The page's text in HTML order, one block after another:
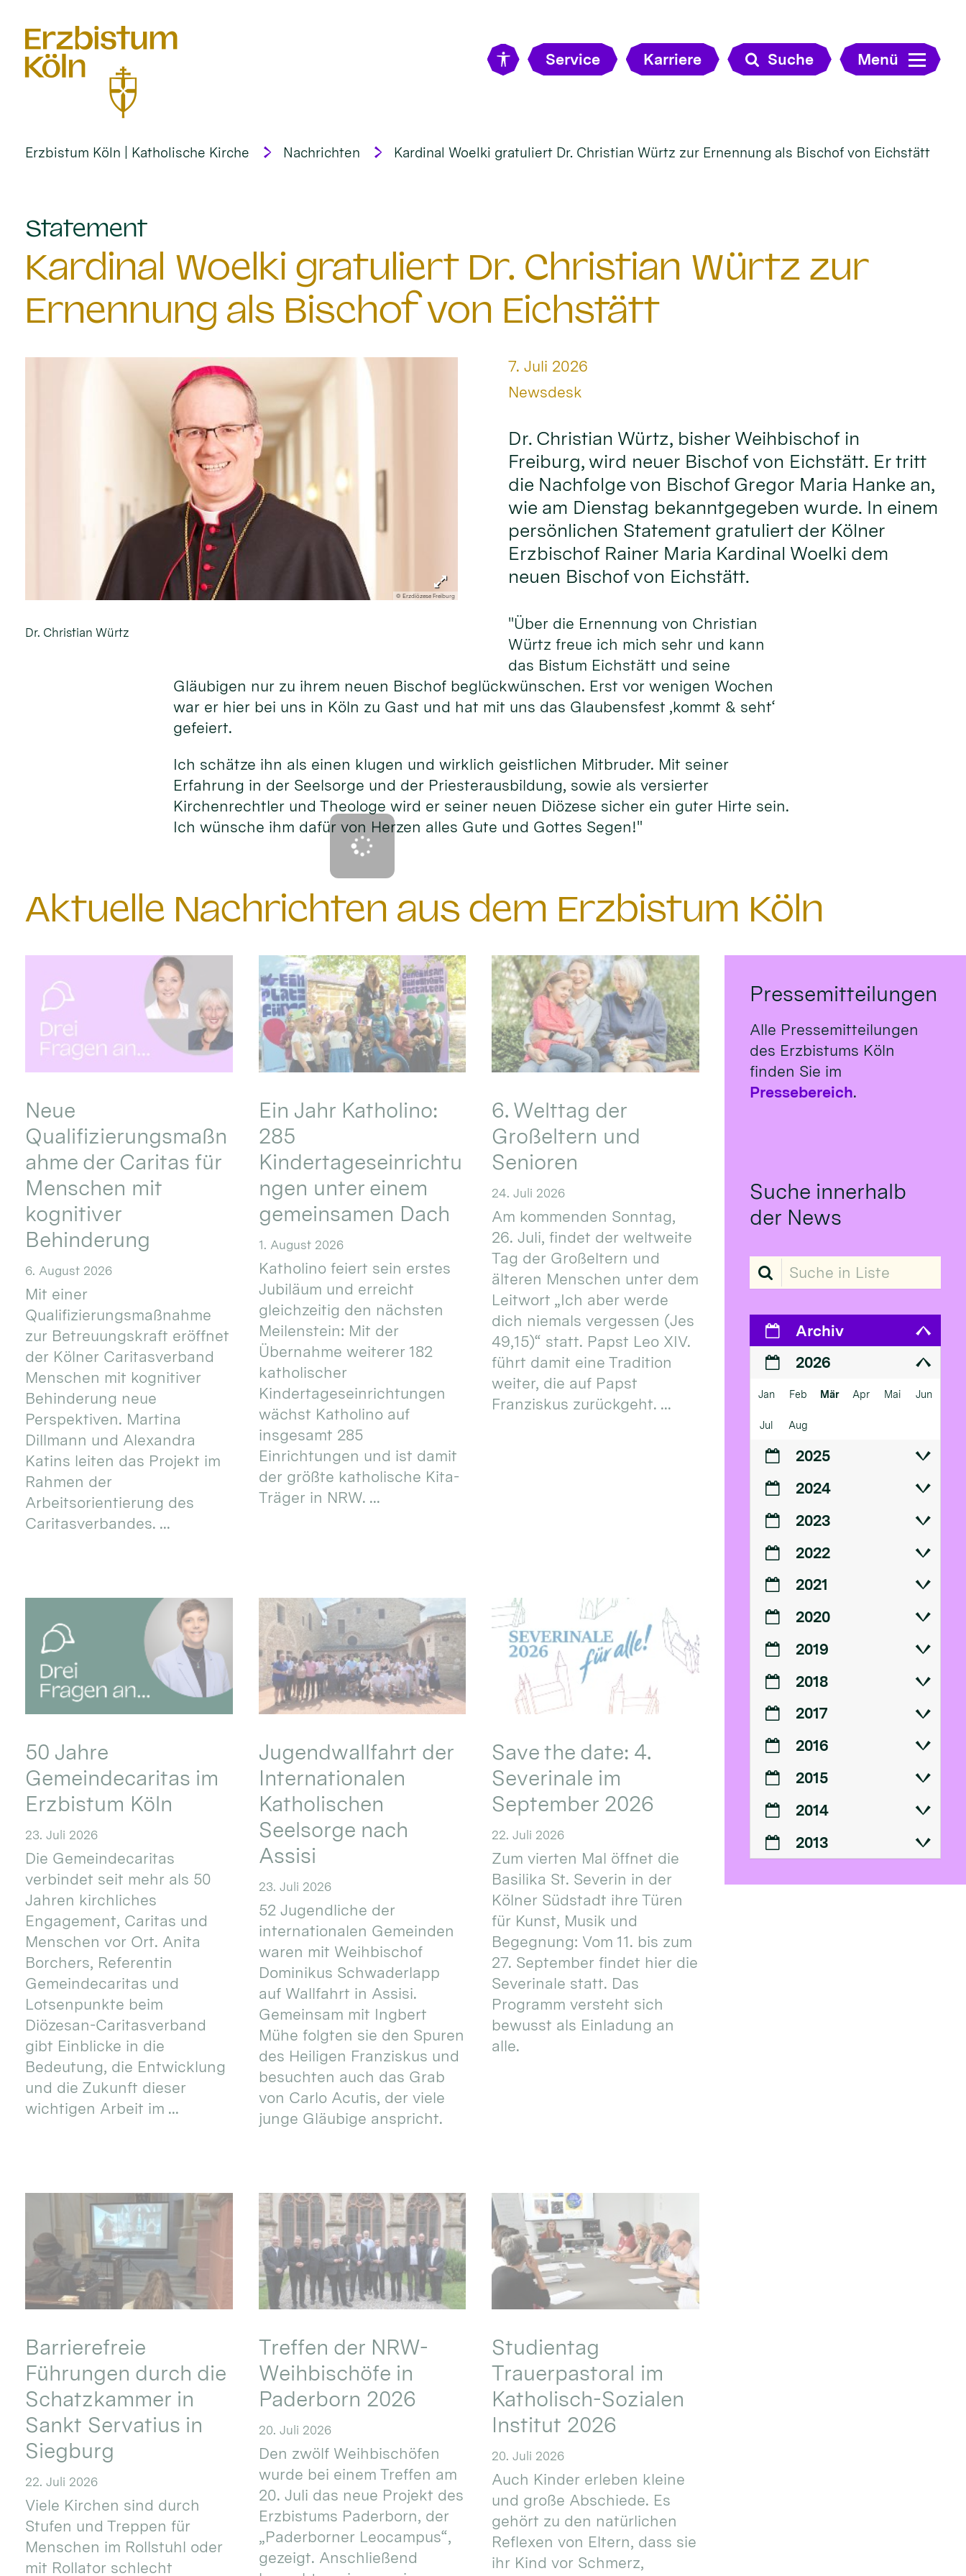
Service Karriere Suche Menü
Erzbistum Köln | Katholische Kirche Nachrichten Kardinal Woelki gratuliert Dr. Christian Würtz zur Ernennung als Bischof von Eichstätt
Statement:
Kardinal Woelki gratuliert Dr. Christian Würtz zur
Ernennung als Bischof von Eichstätt
© Erzdiözese Freiburg
Dr. Christian Würtz
Datum:
7. Juli 2026
Von:
Newsdesk
Dr. Christian Würtz, bisher Weihbischof in
Freiburg, wird neuer Bischof von Eichstätt. Er tritt
die Nachfolge von Bischof Gregor Maria Hanke an,
wie am Dienstag bekanntgegeben wurde. In einem
persönlichen Statement gratuliert der Kölner
Erzbischof Rainer Maria Kardinal Woelki dem
neuen Bischof von Eichstätt.
"Über die Ernennung von Christian
Würtz freue ich mich sehr und kann
das Bistum Eichstätt und seine
Gläubigen nur zu ihrem neuen Bischof beglückwünschen. Erst vor wenigen Wochen
war er hier bei uns in Köln zu Gast und hat mit uns das Glaubensfest ‚kommt & seht‘
gefeiert.
Ich schätze ihn als einen klugen und wirklich geistlichen Mitbruder. Mit seiner
Erfahrung in der Seelsorge und der Priesterausbildung, sowie als versierter
Kirchenrechtler und Theologe wird er seiner neuen Diözese sicher ein guter Hirte sein.
Ich wünsche ihm dafür von Herzen alles Gute und Gottes Segen!"
Aktuelle Nachrichten aus dem Erzbistum Köln
Neue
Qualifizierungsmaßn
ahme der Caritas für
Menschen mit
kognitiver
Behinderung
6. August 2026
Mit einer
Qualifizierungsmaßnahme
zur Betreuungskraft eröffnet
der Kölner Caritasverband
Menschen mit kognitiver
Behinderung neue
Perspektiven. Martina
Dillmann und Alexandra
Katins leiten das Projekt im
Rahmen der
Arbeitsorientierung des
Caritasverbandes. ...
Ein Jahr Katholino:
285
Kindertageseinrichtu
ngen unter einem
gemeinsamen Dach
1. August 2026
Katholino feiert sein erstes
Jubiläum und erreicht
gleichzeitig den nächsten
Meilenstein: Mit der
Übernahme weiterer 182
katholischer
Kindertageseinrichtungen
wächst Katholino auf
insgesamt 285
Einrichtungen und ist damit
der größte katholische Kita-
Träger in NRW. ...
6. Welttag der
Großeltern und
Senioren
24. Juli 2026
Am kommenden Sonntag,
26. Juli, findet der weltweite
Tag der Großeltern und
älteren Menschen unter dem
Leitwort „Ich aber werde
dich niemals vergessen (Jes
49,15)“ statt. Papst Leo XIV.
führt damit eine Tradition
weiter, die auf Papst
Franziskus zurückgeht. ...
50 Jahre
Gemeindecaritas im
Erzbistum Köln
23. Juli 2026
Die Gemeindecaritas
verbindet seit mehr als 50
Jahren kirchliches
Engagement, Caritas und
Menschen vor Ort. Anita
Borchers, Referentin
Gemeindecaritas und
Lotsenpunkte beim
Diözesan-Caritasverband
gibt Einblicke in die
Bedeutung, die Entwicklung
und die Zukunft dieser
wichtigen Arbeit im ...
Jugendwallfahrt der
Internationalen
Katholischen
Seelsorge nach
Assisi
23. Juli 2026
52 Jugendliche der
internationalen Gemeinden
waren mit Weihbischof
Dominikus Schwaderlapp
auf Wallfahrt in Assisi.
Gemeinsam mit Ingbert
Mühe folgten sie den Spuren
des Heiligen Franziskus und
besuchten auch das Grab
von Carlo Acutis, der viele
junge Gläubige anspricht.
Save the date: 4.
Severinale im
September 2026
22. Juli 2026
Zum vierten Mal öffnet die
Basilika St. Severin in der
Kölner Südstadt ihre Türen
für Kunst, Musik und
Begegnung: Vom 11. bis zum
27. September findet hier die
Severinale statt. Das
Programm versteht sich
bewusst als Einladung an
alle.
Barrierefreie
Führungen durch die
Schatzkammer in
Sankt Servatius in
Siegburg
22. Juli 2026
Viele Kirchen sind durch
Stufen und Treppen für
Menschen im Rollstuhl oder
mit Rollator schlecht
Treffen der NRW-
Weihbischöfe in
Paderborn 2026
20. Juli 2026
Den zwölf Weihbischöfen
wurde bei einem Treffen am
20. Juli das neue Projekt des
Erzbistums Paderborn, der
„Paderborner Leocampus“,
gezeigt. Anschließend
Studientag
Trauerpastoral im
Katholisch-Sozialen
Institut 2026
20. Juli 2026
Auch Kinder erleben kleine
und große Abschiede. Es
gehört zu den natürlichen
Reflexen von Eltern, dass sie
ihr Kind vor Schmerz,
Pressemitteilungen
Alle Pressemitteilungen
des Erzbistums Köln
finden Sie im
Pressebereich.
Suche innerhalb
der News
Suche in Liste
Archiv
2026
Jan Feb Mär Apr Mai Jun
Jul Aug
2025
2024
2023
2022
2021
2020
2019
2018
2017
2016
2015
2014
2013